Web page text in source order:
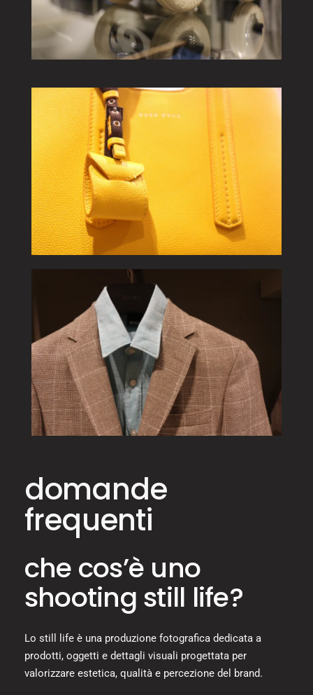
domande
frequenti
che cos’è uno
shooting still life?
Lo still life è una produzione fotografica dedicata a
prodotti, oggetti e dettagli visuali progettata per
valorizzare estetica, qualità e percezione del brand.